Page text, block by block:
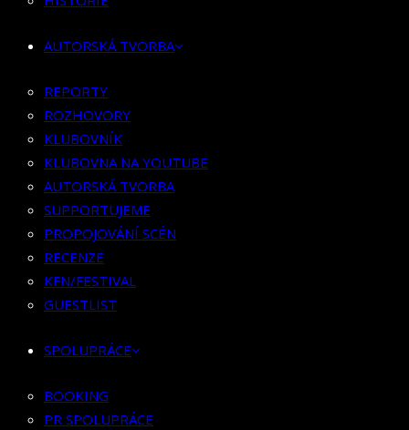
KLUBOVNA NA YOUTUBE
SUPPORTUJEME
PROPOJOVÁNÍ SCÉN
RECENZE
KFN/FESTIVAL
GUESTLIST
SPOLUPRÁCE
BOOKING
PR SPOLUPRÁCE
MERCH
AUTORSKÁ TVORBA
REPORTY
ROZHOVORY
KLUBOVNÍK
KLUBOVNA NA YOUTUBE
AUTORSKÁ TVORBA
SUPPORTUJEME
PROPOJOVÁNÍ SCÉN
RECENZE
KFN/FESTIVAL
GUESTLIST
SPOLUPRÁCE
BOOKING
PR SPOLUPRÁCE